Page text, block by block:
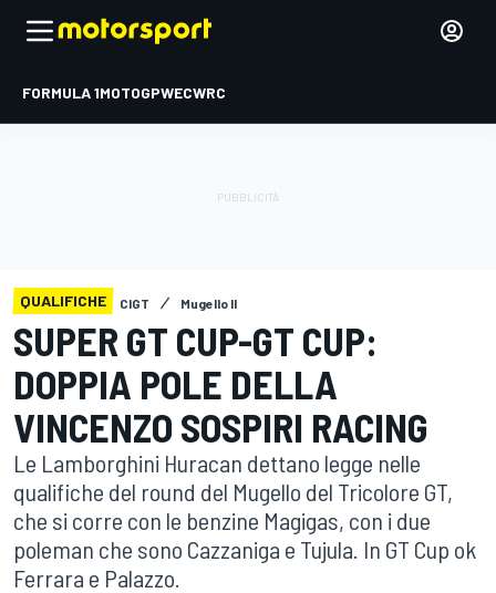
FORMULA 1MOTOGPWECWRC
QUALIFICHE CIGT Mugello II
SUPER GT CUP-GT CUP:
DOPPIA POLE DELLA
VINCENZO SOSPIRI RACING
Le Lamborghini Huracan dettano legge nelle
qualifiche del round del Mugello del Tricolore GT,
che si corre con le benzine Magigas, con i due
poleman che sono Cazzaniga e Tujula. In GT Cup ok
Ferrara e Palazzo.